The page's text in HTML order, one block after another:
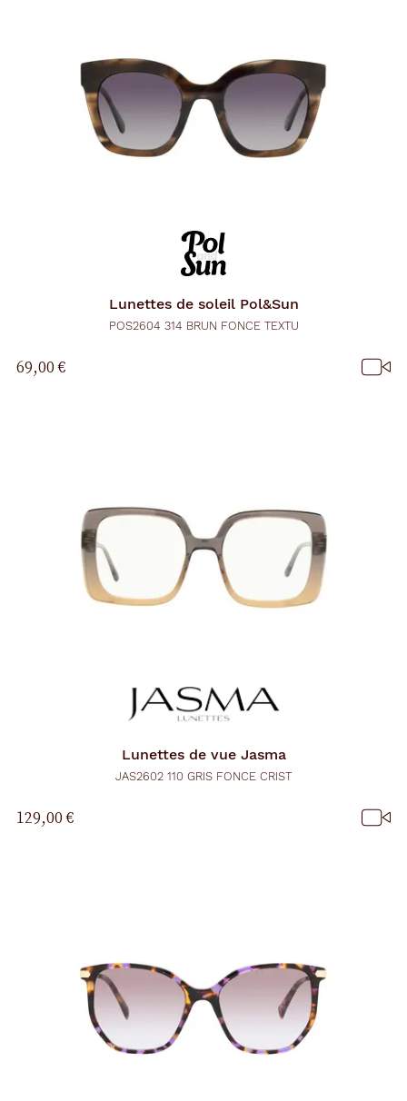
Lunettes de soleil Pol&Sun
POS2604 314 BRUN FONCE TEXTU
69,00 €
Lunettes de vue Jasma
JAS2602 110 GRIS FONCE CRIST
129,00 €